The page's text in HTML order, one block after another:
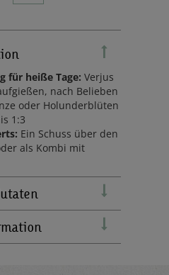
für heiße Tage: Verjus
nach Belieben
oder Holunderblüten
1:3
Ein Schuss über den
als Kombi mit